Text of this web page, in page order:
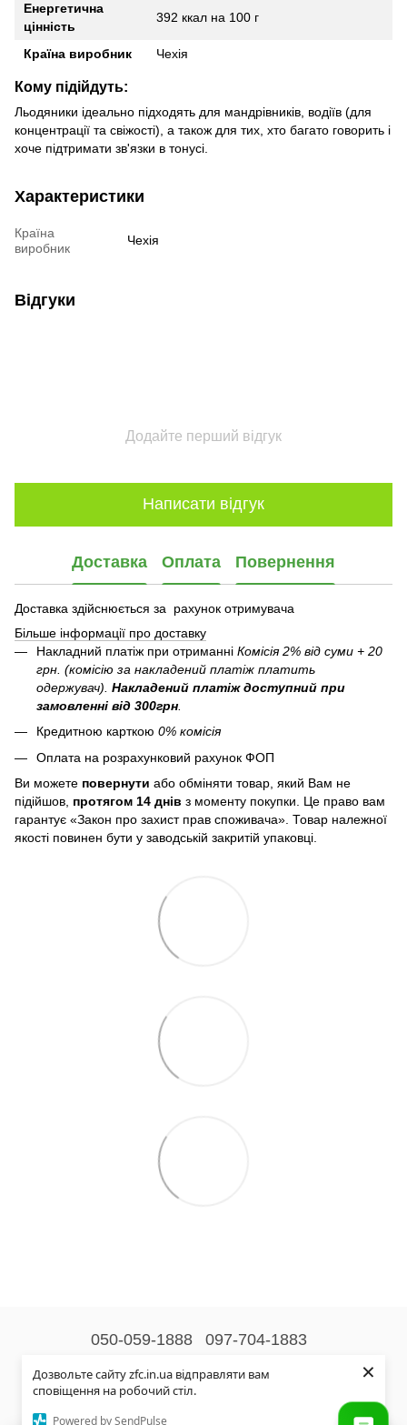
Дозвольте сайту zfc.in.ua відправляти вам
сповіщення на робочий стіл.
Powered by SendPulse
×
Енергетична
цінність
392 ккал на 100 г
Країна виробник Чехія
Кому підійдуть:
Льодяники ідеально підходять для мандрівників, водіїв (для
концентрації та свіжості), а також для тих, хто багато говорить і
хоче підтримати зв'язки в тонусі.
Характеристики
Країна
виробник
Чехія
Відгуки
Додайте перший відгук
Написати відгук
Доставка Оплата Повернення
Доставка здійснюється за рахунок отримувача
Більше інформації про доставку
Накладний платіж при отриманні Комісія 2% від суми + 20
грн. (комісію за накладений платіж платить
одержувач). Накладений платіж доступний при
замовленні від 300грн
Кредитною карткою 0% комісія
Оплата на розрахунковий рахунок ФОП
Ви можете повернути або обміняти товар, який Вам не
підійшов, протягом 14 днів з моменту покупки. Це право вам
гарантує «Закон про захист прав споживача». Товар належної
якості повинен бути у заводській закритій упаковці.
050-059-1888 097-704-1883
Контактна інформація